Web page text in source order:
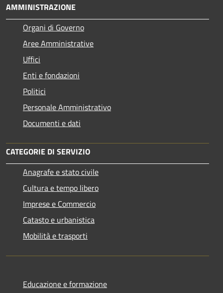
AMMINISTRAZIONE
Organi di Governo
Aree Amministrative
Uffici
Enti e fondazioni
Politici
Personale Amministrativo
Documenti e dati
CATEGORIE DI SERVIZIO
Anagrafe e stato civile
Cultura e tempo libero
Imprese e Commercio
Catasto e urbanistica
Mobilità e trasporti
Educazione e formazione